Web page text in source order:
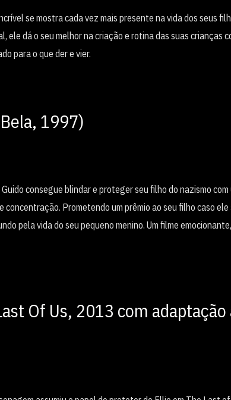
se mostra cada vez mais presente na vida dos seus
ele dá o seu melhor na criação e rotina das suas crianças
para o que der e vier.
1997)
consegue blindar e proteger seu filho do nazismo
concentração. Prometendo um prêmio ao seu filho caso
pela vida do seu pequeno menino. Um filme
Of Us, 2013 com